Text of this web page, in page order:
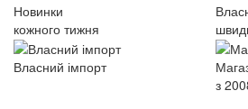
Новинки
кожного тижня
Власний імпорт
з